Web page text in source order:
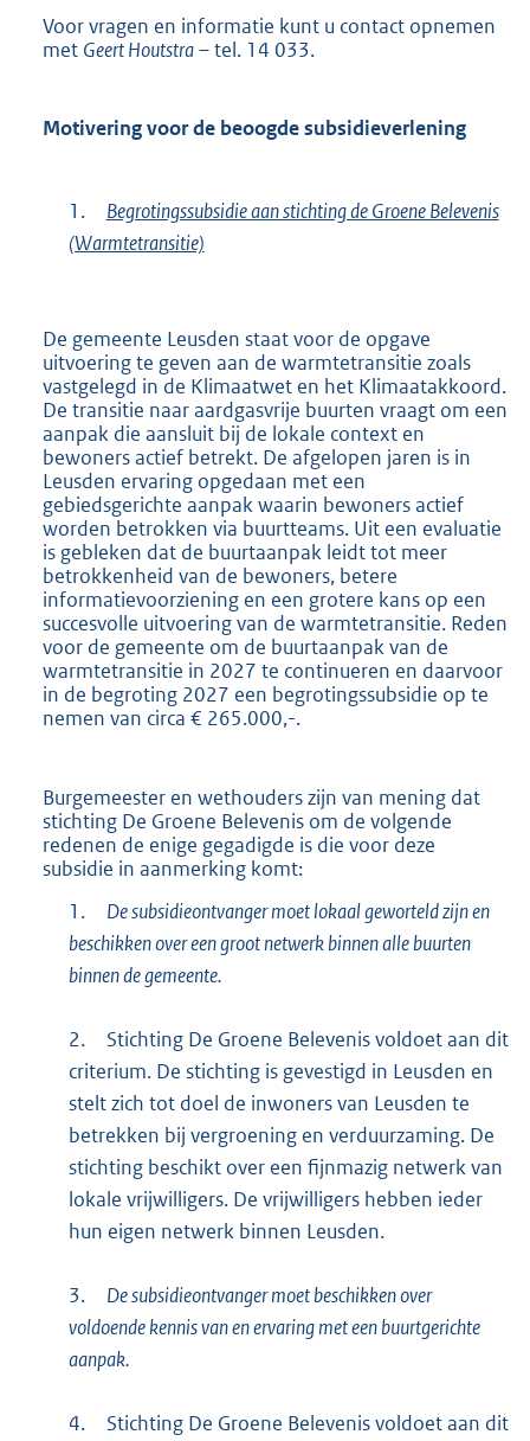
Voor vragen en informatie kunt u contact opnemen
met Geert Houtstra– tel. 14 033.
Motivering voor de beoogde subsidieverlening
1.
Begrotingssubsidie aan stichting de Groene Belevenis
(Warmtetransitie)
De gemeente Leusden staat voor de opgave
uitvoering te geven aan de warmtetransitie zoals
vastgelegd in de Klimaatwet en het Klimaatakkoord.
De transitie naar aardgasvrije buurten vraagt om een
aanpak die aansluit bij de lokale context en
bewoners actief betrekt. De afgelopen jaren is in
Leusden ervaring opgedaan met een
gebiedsgerichte aanpak waarin bewoners actief
worden betrokken via buurtteams. Uit een evaluatie
is gebleken dat de buurtaanpak leidt tot meer
betrokkenheid van de bewoners, betere
informatievoorziening en een grotere kans op een
succesvolle uitvoering van de warmtetransitie. Reden
voor de gemeente om de buurtaanpak van de
warmtetransitie in 2027 te continueren en daarvoor
in de begroting 2027 een begrotingssubsidie op te
nemen van circa € 265.000,-.
Burgemeester en wethouders zijn van mening dat
stichting De Groene Belevenis om de volgende
redenen de enige gegadigde is die voor deze
subsidie in aanmerking komt:
1.
De subsidieontvanger moet lokaal geworteld zijn en
beschikken over een groot netwerk binnen alle buurten
binnen de gemeente.
2.
Stichting De Groene Belevenis voldoet aan dit
criterium. De stichting is gevestigd in Leusden en
stelt zich tot doel de inwoners van Leusden te
betrekken bij vergroening en verduurzaming. De
stichting beschikt over een fijnmazig netwerk van
lokale vrijwilligers. De vrijwilligers hebben ieder
hun eigen netwerk binnen Leusden.
3.
De subsidieontvanger moet beschikken over
voldoende kennis van en ervaring met een buurtgerichte
aanpak.
4.
Stichting De Groene Belevenis voldoet aan dit